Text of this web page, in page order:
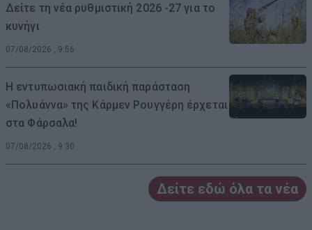
Δείτε τη νέα ρυθμιστική 2026 -27 για το
κυνήγι
07/08/2026 , 9:56
Η εντυπωσιακή παιδική παράσταση
«Πολυάννα» της Κάρμεν Ρουγγέρη έρχεται
στα Φάρσαλα!
07/08/2026 , 9:30
Δείτε εδώ όλα τα νέα